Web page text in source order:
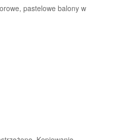
pastelowe balony w